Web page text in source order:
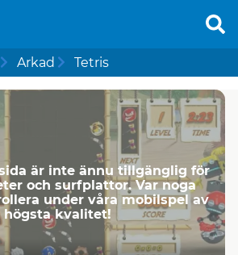
Arkad Tetris
är inte ännu tillgänglig för
och surfplattor. Var noga
under våra mobilspel av
högsta kvalitet!